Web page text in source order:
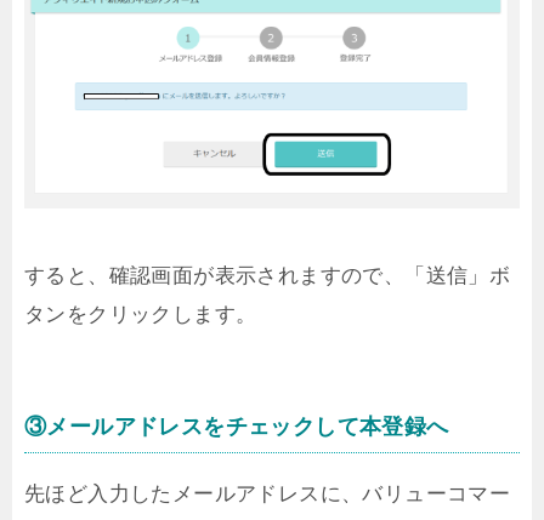
すると、確認画面が表示されますので、「送信」ボ
タンをクリックします。
③メールアドレスをチェックして本登録へ
先ほど入力したメールアドレスに、バリューコマー